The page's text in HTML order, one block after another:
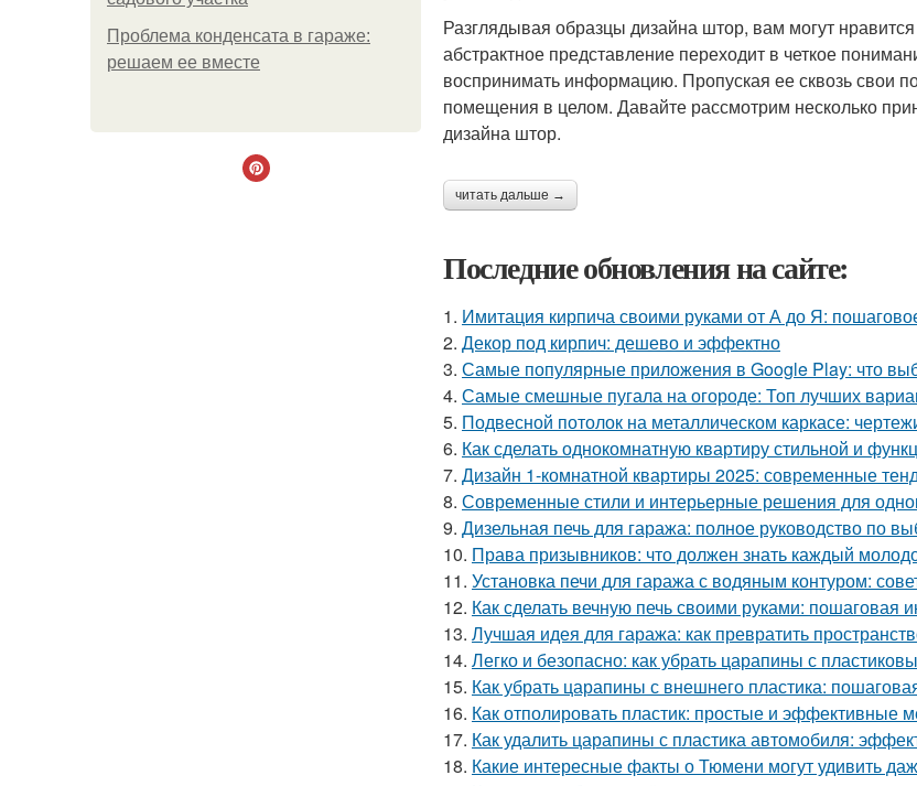
Проблема конденсата в гараже:
решаем ее вместе
Разглядывая образцы дизайна штор, вам могут
абстрактное представление переходит в четкое
воспринимать информацию. Пропуская ее сквозь свои
помещения в целом. Давайте рассмотрим несколько
дизайна штор.
читать дальше →
Последние обновления на сайте:
1. Имитация кирпича своими руками от А до Я:
2. Декор под кирпич: дешево и эффектно
3. Самые популярные приложения в Google Play: что
4. Самые смешные пугала на огороде: Топ лучших
5. Подвесной потолок на металлическом каркасе:
6. Как сделать однокомнатную квартиру стильной и
7. Дизайн 1-комнатной квартиры 2025: современные
8. Современные стили и интерьерные решения для
9. Дизельная печь для гаража: полное руководство по
10. Права призывников: что должен знать каждый
11. Установка печи для гаража с водяным контуром:
12. Как сделать вечную печь своими руками: пошаговая
13. Лучшая идея для гаража: как превратить
14. Легко и безопасно: как убрать царапины с
15. Как убрать царапины с внешнего пластика:
16. Как отполировать пластик: простые и эффективные
17. Как удалить царапины с пластика автомобиля:
18. Какие интересные факты о Тюмени могут удивить